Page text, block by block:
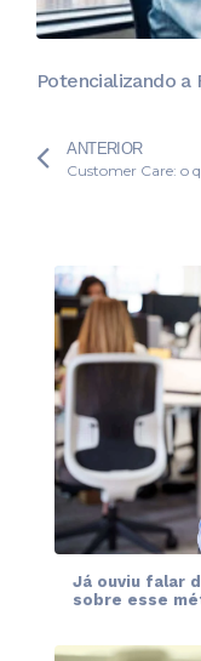
Potencializando a
ANTERIOR
Já ouviu falar
sobre esse